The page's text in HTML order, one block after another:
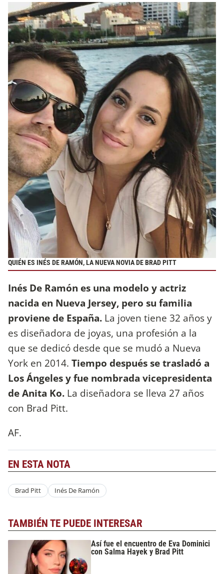
QUIÉN ES INÉS DE RAMÓN, LA NUEVA NOVIA DE BRAD PITT
Inés De Ramón es una modelo y actriz
nacida en Nueva Jersey, pero su familia
proviene de España. La joven tiene 32 años y
es diseñadora de joyas, una profesión a la
que se dedicó desde que se mudó a Nueva
York en 2014. Tiempo después se trasladó a
Los Ángeles y fue nombrada vicepresidenta
de Anita Ko. La diseñadora se lleva 27 años
con Brad Pitt.
AF.
EN ESTA NOTA
Brad Pitt Inés De Ramón
TAMBIÉN TE PUEDE INTERESAR
Así fue el encuentro de Eva Dominici
con Salma Hayek y Brad Pitt